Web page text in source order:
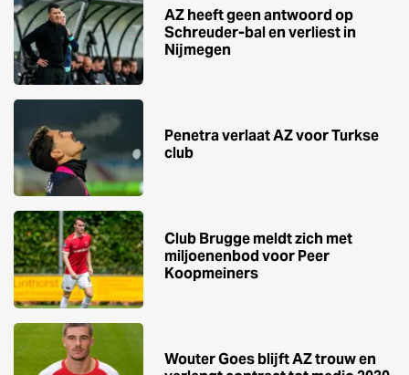
AZ heeft geen antwoord op
Schreuder-bal en verliest in
Nijmegen
Penetra verlaat AZ voor Turkse
club
Club Brugge meldt zich met
miljoenenbod voor Peer
Koopmeiners
Wouter Goes blijft AZ trouw en